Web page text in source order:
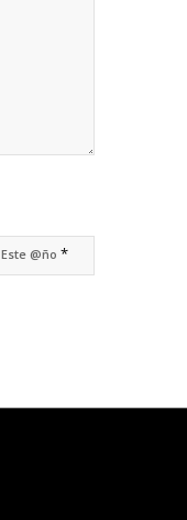
Este @ño *